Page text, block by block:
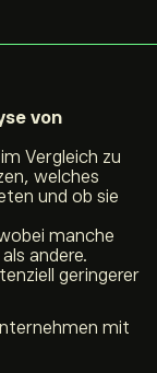
von
im Vergleich zu
welches
und ob sie
manche
andere.
geringerer
mit